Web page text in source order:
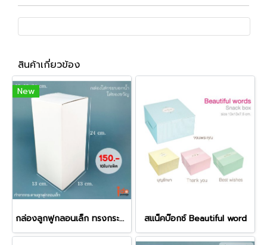
สินค้าเกี่ยวข้อง
New
กล่องลูกฟูกลอนเล็ก ทรงกระบอก 13x13x24 cm. (ออกใบกำกับภาษีไม่ได้ / Unable to issue tax invoice) สแน็คบ๊อกซ์ Beautiful word